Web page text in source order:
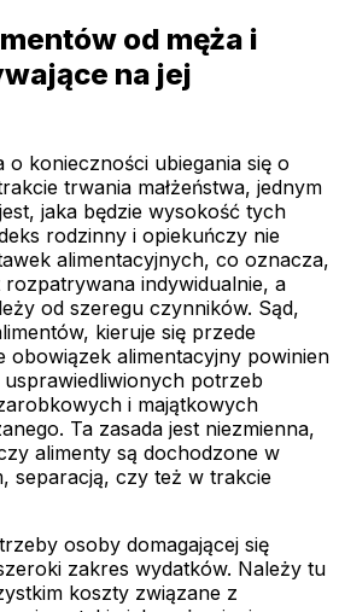
od męża i
na jej
o konieczności ubiegania się o
trwania małżeństwa, jednym
jaka będzie wysokość tych
rodzinny i opiekuńczy nie
alimentacyjnych, co oznacza,
indywidualnie, a
od szeregu czynników. Sąd,
kieruje się przede
obowiązek alimentacyjny powinien
potrzeb
i majątkowych
Ta zasada jest niezmienna,
alimenty są dochodzone w
separacją, czy też w trakcie
osoby domagającej się
zakres wydatków. Należy tu
koszty związane z